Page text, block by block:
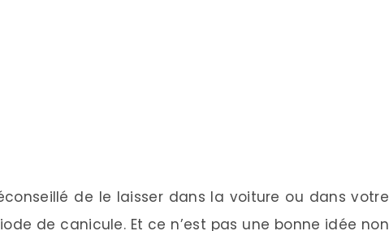
de le laisser dans la voiture ou dans votre
de canicule. Et ce n’est pas une bonne idée non